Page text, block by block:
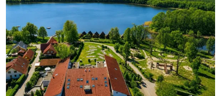
Für 6 Tage p.P. ab269,00 €
Doppelzimmer zur Einzelnutzung